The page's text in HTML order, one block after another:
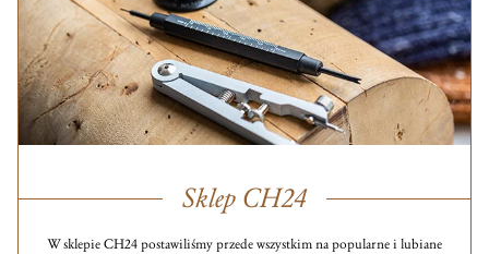
Sklep CH24
W sklepie CH24 postawiliśmy przede wszystkim na popularne i lubiane